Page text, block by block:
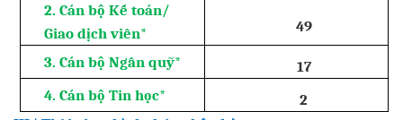
2. Cán bộ Kế toán/
Giao dịch viên*
49
3. Cán bộ Ngân quỹ*
17
4. Cán bộ Tin học*
2